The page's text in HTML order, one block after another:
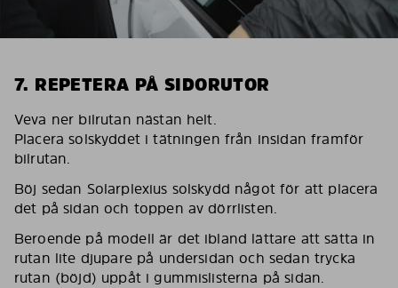
7. REPETERA PÅ SIDORUTOR
Veva ner bilrutan nästan helt.
Placera solskyddet i tätningen från insidan framför
bilrutan.
Böj sedan Solarplexius solskydd något för att placera
det på sidan och toppen av dörrlisten.
Beroende på modell är det ibland lättare att sätta in
rutan lite djupare på undersidan och sedan trycka
rutan (böjd) uppåt i gummislisterna på sidan.